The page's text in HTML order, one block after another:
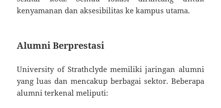
kenyamanan dan aksesibilitas ke kampus utama.
Alumni Berprestasi
University of Strathclyde memiliki jaringan alumni
yang luas dan mencakup berbagai sektor. Beberapa
alumni terkenal meliputi: